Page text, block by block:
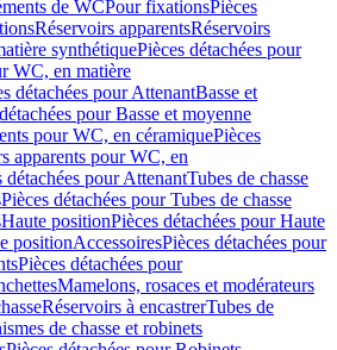
de WCPour fixationsPièces
Réservoirs apparentsRéservoirs
synthétiquePièces détachées pour
WC, en matière
détachées pour AttenantBasse et
pour Basse et moyenne
pour WC, en céramiquePièces
apparents pour WC, en
détachées pour AttenantTubes de chasse
Pièces détachées pour Tubes de chasse
Haute positionPièces détachées pour Haute
positionAccessoiresPièces détachées pour
Pièces détachées pour
Mamelons, rosaces et modérateurs
Réservoirs à encastrerTubes de
de chasse et robinets